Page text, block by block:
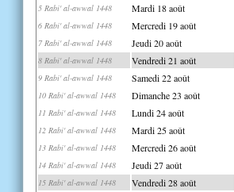
5 Rabi' al-awwal 1448 Mardi 18 août
6 Rabi' al-awwal 1448 Mercredi 19 août
7 Rabi' al-awwal 1448 Jeudi 20 août
8 Rabi' al-awwal 1448 Vendredi 21 août
9 Rabi' al-awwal 1448 Samedi 22 août
10 Rabi' al-awwal 1448 Dimanche 23 août
11 Rabi' al-awwal 1448 Lundi 24 août
12 Rabi' al-awwal 1448 Mardi 25 août
13 Rabi' al-awwal 1448 Mercredi 26 août
14 Rabi' al-awwal 1448 Jeudi 27 août
15 Rabi' al-awwal 1448 Vendredi 28 août